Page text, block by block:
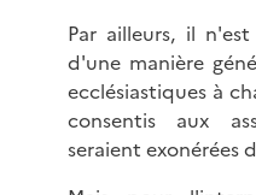
Par ailleurs, il
d'une manière
ecclésiastiques à
consentis aux
seraient exonérées